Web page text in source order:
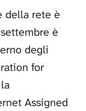
della rete è
è
degli
for
Assigned